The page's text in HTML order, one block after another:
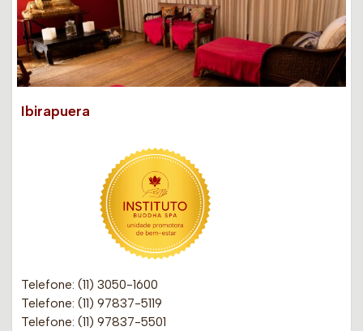
Ibirapuera
Telefone: (11) 3050-1600
Telefone: (11) 97837-5119
Telefone: (11) 97837-5501